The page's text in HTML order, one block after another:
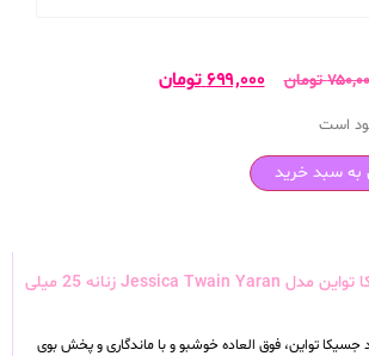
ویژگی های عطر جسیکا تواین مدل Jessica Twain Yaran زنانه 25 میلی
تواین، فوق العاده خوشبو و با ماندگاری و پخش بوی
تومان ۶۹۹,۰۰۰تومان
به سبد خرید